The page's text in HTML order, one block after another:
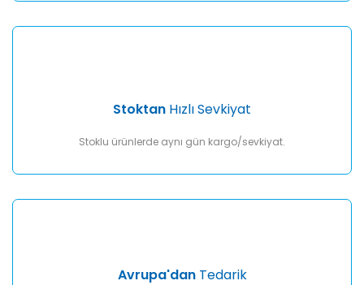
Stoktan Hızlı Sevkiyat
Stoklu ürünlerde aynı gün kargo/sevkiyat.
Avrupa'danTedarik